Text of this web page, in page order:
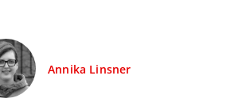
Annika Linsner